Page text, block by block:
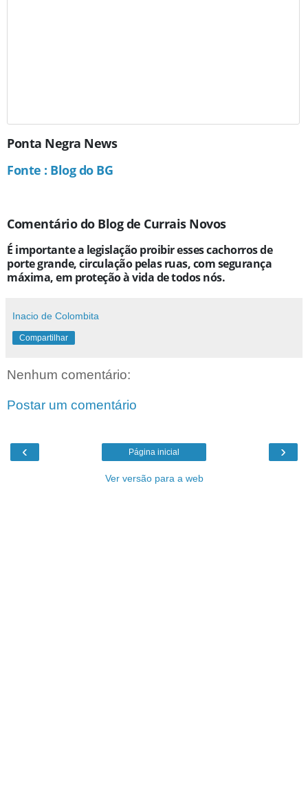
Ponta Negra News
Fonte : Blog do BG
Comentário do Blog de Currais Novos
É importante a legislação proibir esses cachorros de
porte grande, circulação pelas ruas, com segurança
máxima, em proteção à vida de todos nós.
Inacio de Colombita
Compartilhar
Nenhum comentário:
Postar um comentário
‹ ›
Página inicial
Ver versão para a web